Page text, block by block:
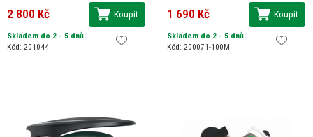
2 800 Kč Koupit
Skladem do 2 - 5 dnů
Kód: 201044
1 690 Kč Koupit
Skladem do 2 - 5 dnů
Kód: 200071-100M